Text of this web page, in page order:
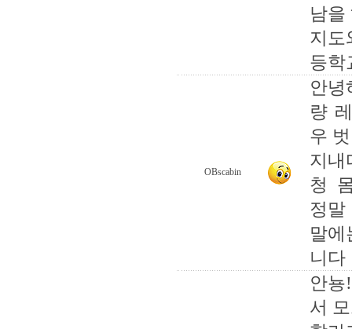
남을
지도
등학
OBscabin
안녕
량
우
지내
청
정말
말
니다
안
서